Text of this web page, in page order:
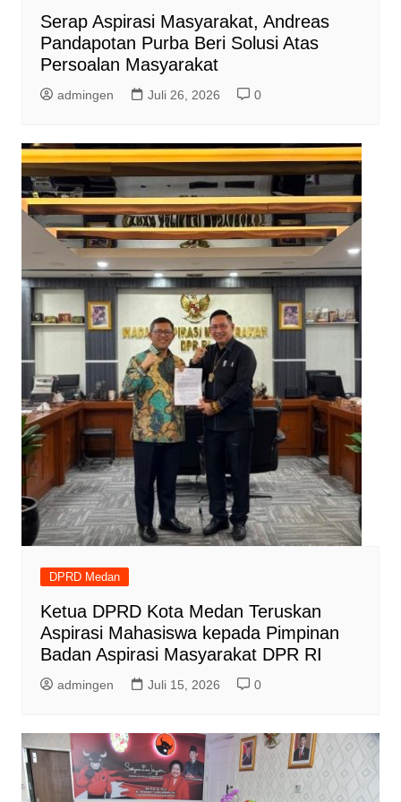
Serap Aspirasi Masyarakat, Andreas
Pandapotan Purba Beri Solusi Atas
Persoalan Masyarakat
admingen Juli 26, 2026 0
DPRD Medan
Ketua DPRD Kota Medan Teruskan
Aspirasi Mahasiswa kepada Pimpinan
Badan Aspirasi Masyarakat DPR RI
admingen Juli 15, 2026 0